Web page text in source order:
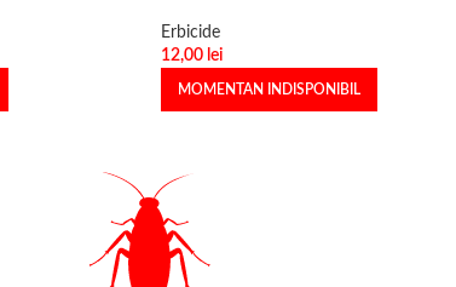
Erbicide
12,00 lei
MOMENTAN INDISPONIBIL